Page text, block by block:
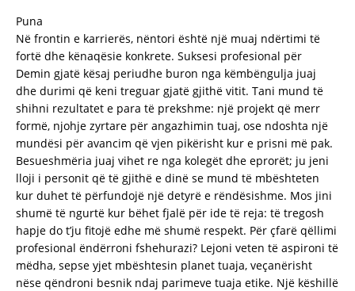
Puna
Në frontin e karrierës, nëntori është një muaj ndërtimi të
fortë dhe kënaqësie konkrete. Suksesi profesional për
Demin gjatë kësaj periudhe buron nga këmbëngulja juaj
dhe durimi që keni treguar gjatë gjithë vitit. Tani mund të
shihni rezultatet e para të prekshme: një projekt që merr
formë, njohje zyrtare për angazhimin tuaj, ose ndoshta një
mundësi për avancim që vjen pikërisht kur e prisni më pak.
Besueshmëria juaj vihet re nga kolegët dhe eprorët; ju jeni
lloji i personit që të gjithë e dinë se mund të mbështeten
kur duhet të përfundojë një detyrë e rëndësishme. Mos jini
shumë të ngurtë kur bëhet fjalë për ide të reja: të tregosh
hapje do t’ju fitojë edhe më shumë respekt. Për çfarë qëllimi
profesional ëndërroni fshehurazi? Lejoni veten të aspironi të
mëdha, sepse yjet mbështesin planet tuaja, veçanërisht
nëse qëndroni besnik ndaj parimeve tuaja etike. Një këshillë